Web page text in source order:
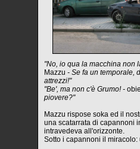
"No, io qua la macchina non
Mazzu - Se fa un temporale,
attrezzi!"
"Be', ma non c'è Grumo! -
piovere?"
Mazzu rispose soka ed il
una scatarrata di capannoni
intravedeva all'orizzonte.
Sotto i capannoni il miracolo: